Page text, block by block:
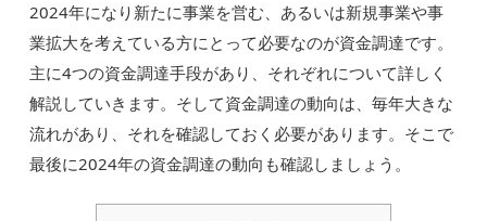
2024年になり新たに事業を営む、あるいは新規事業や事
業拡大を考えている方にとって必要なのが資金調達です。
主に4つの資金調達手段があり、それぞれについて詳しく
解説していきます。そして資金調達の動向は、毎年大きな
流れがあり、それを確認しておく必要があります。そこで
最後に2024年の資金調達の動向も確認しましょう。